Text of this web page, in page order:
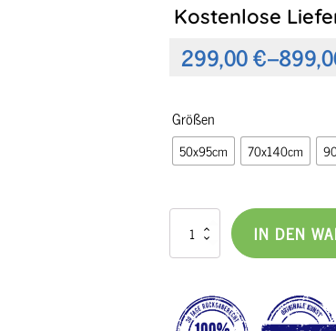
Kostenlose
299,00€–
Preisspanne:
bis
899,00 €
Größen
50x95cm 70x140cm
Leinwandbild
Prime
IN DEN